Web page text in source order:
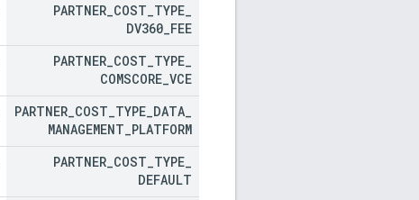
PARTNER COST TYPE
DV360 FEE
PARTNER COST TYPE
COMSCORE VCE
PARTNER COST TYPE DATA
MANAGEMENT PLATFORM
PARTNER COST TYPE
DEFAULT